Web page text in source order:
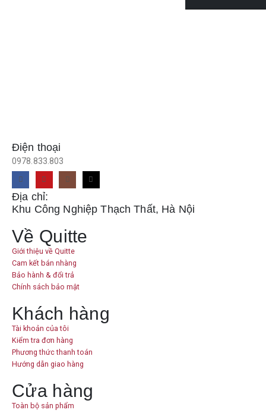
Điện thoại
0978.833.803
Địa chỉ:
Khu Công Nghiệp Thạch Thất, Hà Nội
Về Quitte
Giới thiệu về Quitte
Cam kết bán nhàng
Bảo hành & đổi trả
Chính sách bảo mật
Khách hàng
Tài khoản của tôi
Kiểm tra đơn hàng
Phương thức thanh toán
Hướng dẫn giao hàng
Cửa hàng
Toàn bộ sản phẩm